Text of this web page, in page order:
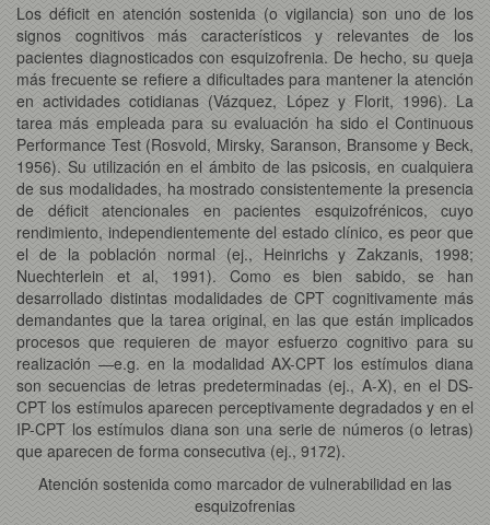
Los déficit en atención sostenida (o vigilancia) son uno de los
signos cognitivos más característicos y relevantes de los
pacientes diagnosticados con esquizofrenia. De hecho, su queja
más frecuente se refiere a dificultades para mantener la atención
en actividades cotidianas (Vázquez, López y Florit, 1996). La
tarea más empleada para su evaluación ha sido el Continuous
Performance Test (Rosvold, Mirsky, Saranson, Bransome y Beck,
1956). Su utilización en el ámbito de las psicosis, en cualquiera
de sus modalidades, ha mostrado consistentemente la presencia
de déficit atencionales en pacientes esquizofrénicos, cuyo
rendimiento, independientemente del estado clínico, es peor que
el de la población normal (ej., Heinrichs y Zakzanis, 1998;
Nuechterlein et al, 1991). Como es bien sabido, se han
desarrollado distintas modalidades de CPT cognitivamente más
demandantes que la tarea original, en las que están implicados
procesos que requieren de mayor esfuerzo cognitivo para su
realización —e.g. en la modalidad AX-CPT los estímulos diana
son secuencias de letras predeterminadas (ej., A-X), en el DS-
CPT los estímulos aparecen perceptivamente degradados y en el
IP-CPT los estímulos diana son una serie de números (o letras)
que aparecen de forma consecutiva (ej., 9172).
Atención sostenida como marcador de vulnerabilidad en las
esquizofrenias